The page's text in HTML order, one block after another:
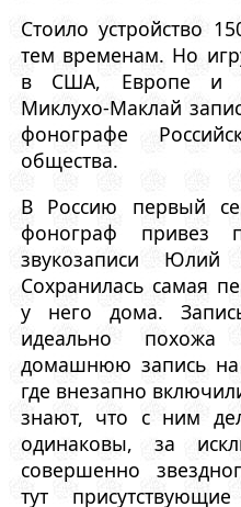
Стоило устройство
тем временам. Но
в США, Европе и
Миклухо-Маклай
фонографе
общества.
В Россию первый
фонограф привез
звукозаписи
Сохранилась самая
у него дома.
идеально
домашнюю запись на
где внезапно
знают, что с ним
одинаковы, за
совершенно
тут